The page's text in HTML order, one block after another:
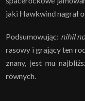
jaki Hawkwind nagrał
Podsumowując: nihil
rasowy i grający ten
znany, jest mu
równych.